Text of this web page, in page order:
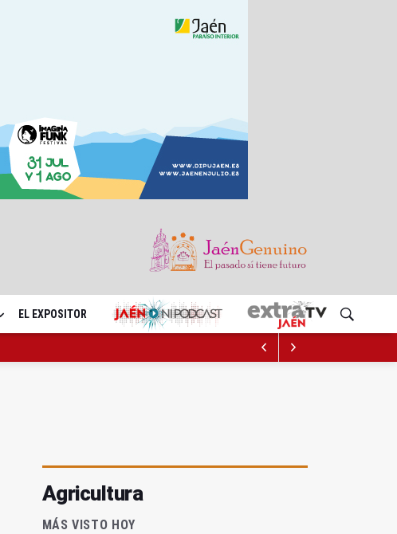
EL EXPOSITOR
Agricultura
MÁS VISTO HOY